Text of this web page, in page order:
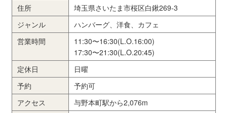
住所
埼玉県さいたま市桜区白鍬269-3
ジャンル
ハンバーグ、洋食、カフェ
営業時間
11:30〜16:30(L.O.16:00)
17:30〜21:30(L.O.20:45)
定休日
日曜
予約
予約可
アクセス
与野本町駅から2,076m